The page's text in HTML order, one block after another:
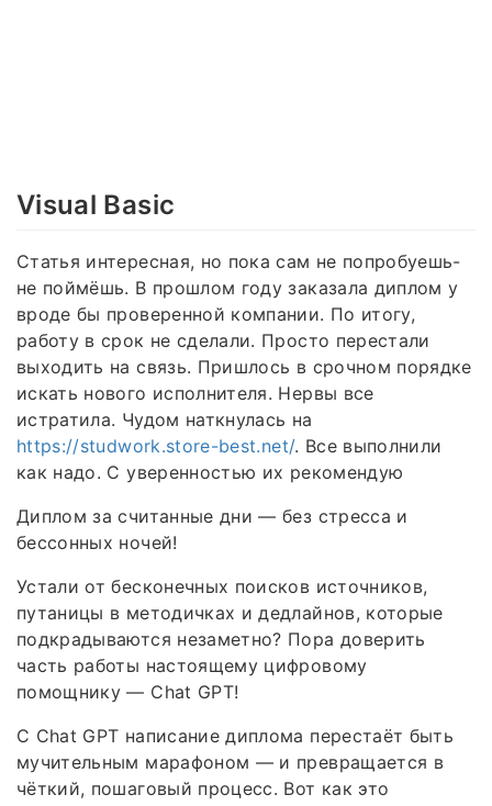
Visual Basic
Статья интересная, но пока сам не попробуешь-
не поймёшь. В прошлом году заказала диплом у
вроде бы проверенной компании. По итогу,
работу в срок не сделали. Просто перестали
выходить на связь. Пришлось в срочном порядке
искать нового исполнителя. Нервы все
истратила. Чудом наткнулась на
https://studwork.store-best.net/. Все выполнили
как надо. С уверенностью их рекомендую
Диплом за считанные дни — без стресса и
бессонных ночей!
Устали от бесконечных поисков источников,
путаницы в методичках и дедлайнов, которые
подкрадываются незаметно? Пора доверить
часть работы настоящему цифровому
помощнику — Chat GPT!
С Chat GPT написание диплома перестаёт быть
мучительным марафоном — и превращается в
чёткий, пошаговый процесс. Вот как это